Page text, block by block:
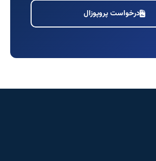
درخواست پروپوزال